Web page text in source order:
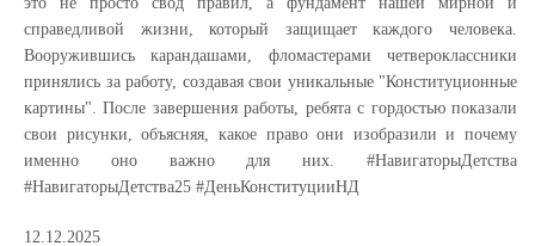
справедливой жизни, который защищает каждого человека.
Вооружившись карандашами, фломастерами четвероклассники
принялись за работу, создавая свои уникальные "Конституционные
картины". После завершения работы, ребята с гордостью показали
свои рисунки, объясняя, какое право они изобразили и почему
именно оно важно для них. #НавигаторыДетства
#НавигаторыДетства25 #ДеньКонституцииНД
12.12.2025